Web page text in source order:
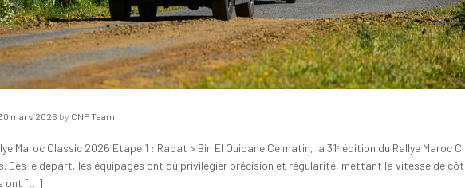
mars 2026 by CNP Team
Maroc Classic 2026 Etape 1 : Rabat > Bin El Ouidane Ce matin, la 31ᵉ édition du Rallye Maroc
Dès le départ, les équipages ont dû privilégier précision et régularité, mettant la vitesse de
ont […]